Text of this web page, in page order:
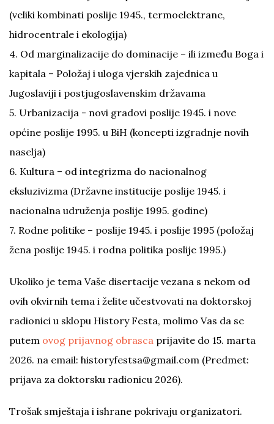
(veliki kombinati poslije 1945., termoelektrane,
hidrocentrale i ekologija)
4. Od marginalizacije do dominacije – ili između Boga i
kapitala – Položaj i uloga vjerskih zajednica u
Jugoslaviji i postjugoslavenskim državama
5. Urbanizacija - novi gradovi poslije 1945. i nove
općine poslije 1995. u BiH (koncepti izgradnje novih
naselja)
6. Kultura – od integrizma do nacionalnog
eksluzivizma (Državne institucije poslije 1945. i
nacionalna udruženja poslije 1995. godine)
7. Rodne politike – poslije 1945. i poslije 1995 (položaj
žena poslije 1945. i rodna politika poslije 1995.)
Ukoliko je tema Vaše disertacije vezana s nekom od
ovih okvirnih tema i želite učestvovati na doktorskoj
radionici u sklopu History Festa, molimo Vas da se
putem ovog prijavnog obrasca prijavite do 15. marta
2026. na email: historyfestsa@gmail.com (Predmet:
prijava za doktorsku radionicu 2026).
Trošak smještaja i ishrane pokrivaju organizatori.